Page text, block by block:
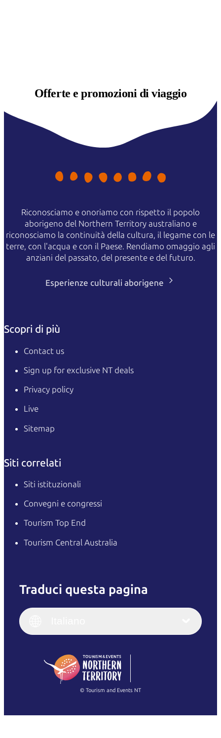
Offerte epromozioni di viaggio
Riconosciamo e onoriamo con rispetto il popolo
aborigeno del Northern Territory australiano e
riconosciamo la continuità della cultura, il legame con le
terre, con l'acqua e con il Paese. Rendiamo omaggio agli
anziani del passato, del presente e del futuro.
Esperienze culturali aborigene
Scopri di più
Contact us
Sign up for exclusive NT deals
Privacy policy
Live
Sitemap
Siti correlati
Siti istituzionali
Convegni e congressi
Tourism Top End
Tourism Central Australia
Traduci questa pagina
English
(Singapore)
Français
Italiano
繁體中文
© Tourism and Events NT